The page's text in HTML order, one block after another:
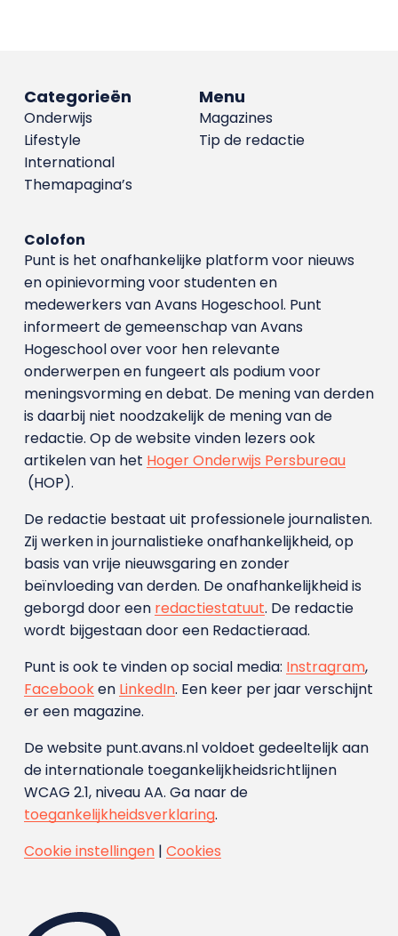
Menu
Magazines
Tip de redactie
Categorieën
Onderwijs
Lifestyle
International
Themapagina’s
Colofon
Punt is het onafhankelijke platform voor nieuws
en opinievorming voor studenten en
medewerkers van Avans Hoge­school. Punt
informeert de gemeenschap van Avans
Hogeschool over voor hen relevante
onderwerpen en fungeert als podium voor
meningsvorming en debat. De mening van derden
is daarbij niet noodzakelijk de mening van de
redactie. Op de website vinden lezers ook
artikelen van het Hoger Onderwijs Persbureau
(HOP).
De redactie bestaat uit professionele journalisten.
Zij werken in journalistieke onafhankelijkheid, op
basis van vrije nieuwsgaring en zonder
beïnvloeding van derden. De onafhankelijkheid is
geborgd door een redactiestatuut. De redactie
wordt bijgestaan door een Redactieraad.
Punt is ook te vinden op social media: Instragram,
Facebooken LinkedIn. Een keer per jaar verschijnt
er een magazine.
De website punt.avans.nl voldoet gedeeltelijk aan
de internationale toegankelijkheidsrichtlijnen
WCAG 2.1, niveau AA. Ga naar de
toegankelijkheidsverklaring.
Cookie instellingen| Cookies